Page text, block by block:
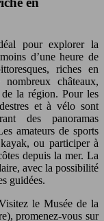
pour explorer la
d’une heure de
riches en
châteaux,
de la région. Pour les
et à vélo sont
des panoramas
amateurs de sports
ou participer à
depuis la mer. La
avec la possibilité
guidées.
le Musée de la
promenez-vous sur